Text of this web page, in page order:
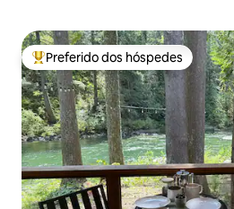
Entre os melhores preferidos dos
Preferido dos hóspedes